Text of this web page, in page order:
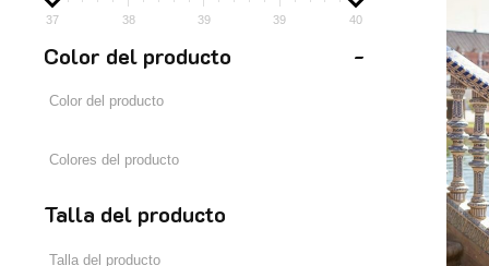
37 38 39 39 40
Color del producto -
Talla del producto